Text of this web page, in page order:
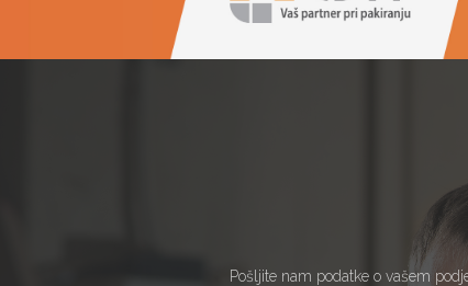
Pošljite nam podatke o vašem